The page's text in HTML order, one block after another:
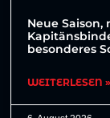
Neue
besonderes
WEITERLESEN »